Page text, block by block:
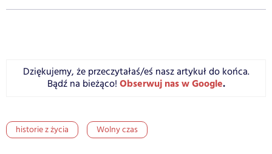
Dziękujemy, że przeczytałaś/eś nasz artykuł do końca.
Bądź na bieżąco! Obserwuj nas w Google.
historie z życia Wolny czas